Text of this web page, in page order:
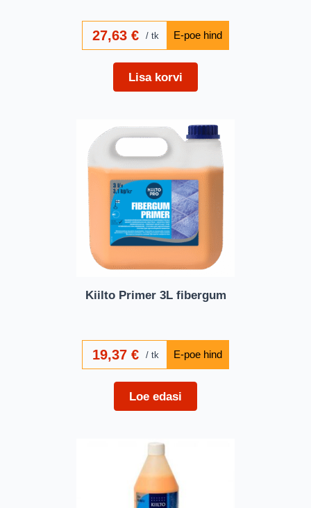
27,63 € tk
Lisa korvi
Kiilto Primer 3L fibergum
19,37 € tk
Loe edasi